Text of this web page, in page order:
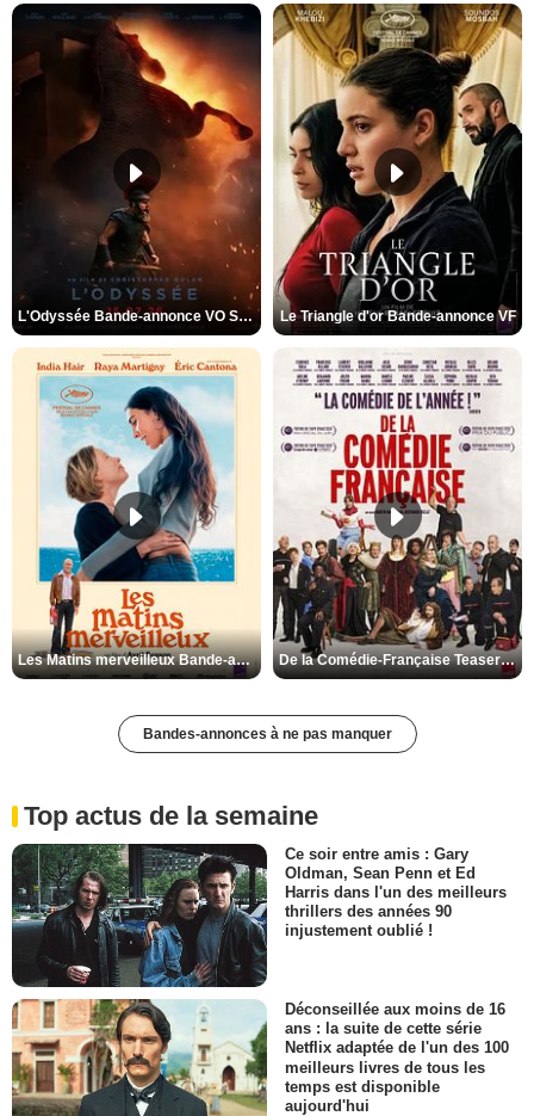
L'Odyssée Bande-annonce VO STFR Le Triangle d'or Bande-annonce VF
Les Matins merveilleux Bande-annonce VF De la Comédie-Française Teaser VF
Bandes-annonces à ne pas manquer
Top actus de la semaine
Ce soir entre amis : Gary
Oldman, Sean Penn et Ed
Harris dans l'un des meilleurs
thrillers des années 90
injustement oublié !
Déconseillée aux moins de 16
ans : la suite de cette série
Netflix adaptée de l'un des 100
meilleurs livres de tous les
temps est disponible
aujourd'hui